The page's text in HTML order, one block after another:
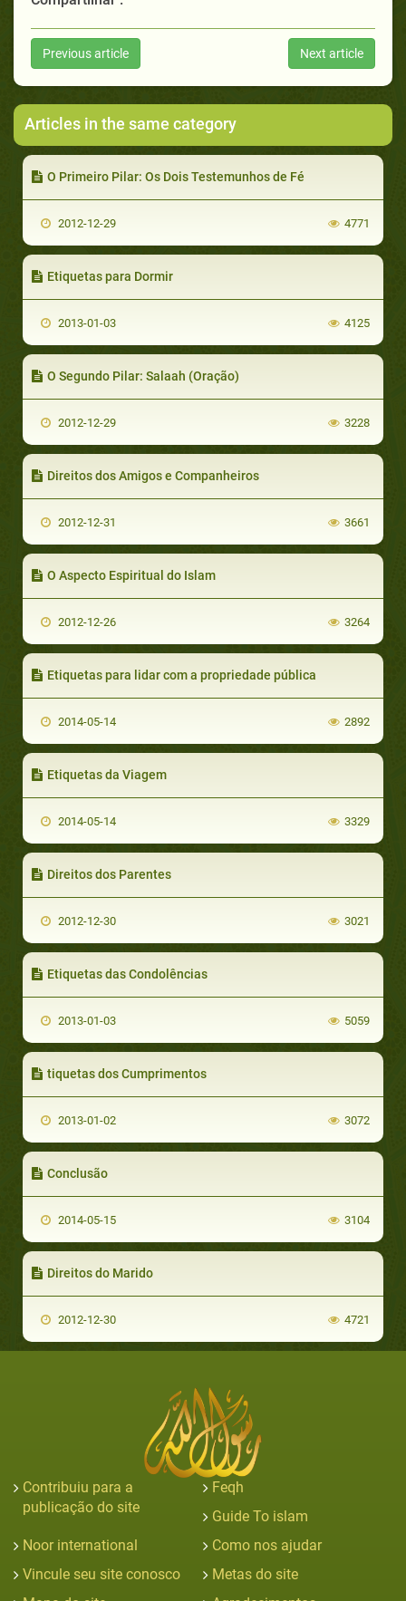
Previous article Next article
Articles in the same category
O Primeiro Pilar: Os Dois Testemunhos de Fé
2012-12-29 4771
Etiquetas para Dormir
2013-01-03 4125
O Segundo Pilar: Salaah (Oração)
2012-12-29 3228
Direitos dos Amigos e Companheiros
2012-12-31 3661
O Aspecto Espiritual do Islam
2012-12-26 3264
Etiquetas para lidar com a propriedade pública
2014-05-14 2892
Etiquetas da Viagem
2014-05-14 3329
Direitos dos Parentes
2012-12-30 3021
Etiquetas das Condolências
2013-01-03 5059
tiquetas dos Cumprimentos
2013-01-02 3072
Conclusão
2014-05-15 3104
Direitos do Marido
2012-12-30 4721
Contribuiu para a
publicação do site
Feqh
Guide To islam
Noor international
Como nos ajudar
Vincule seu site conosco
Metas do site